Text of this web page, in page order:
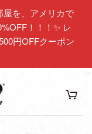
屋を、アメリカで
！！！✨ レ
円OFFクーポン